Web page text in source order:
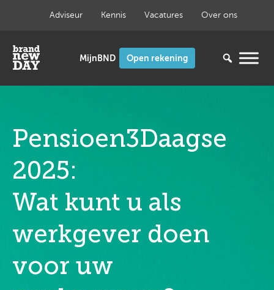
inhoud
Adviseur Kennis Vacatures Over ons
Open rekening
Pensioen3Daagse
2025:
Wat kunt u als
werkgever doen
voor uw